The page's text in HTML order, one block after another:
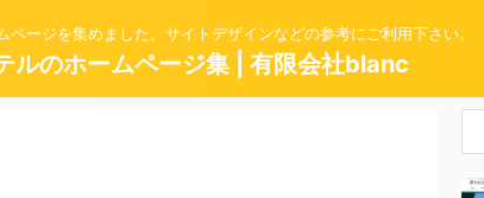
ページを集めました。サイトデザインなどの参考にご利用下さい。
ルのホームページ集 | 有限会社blanc